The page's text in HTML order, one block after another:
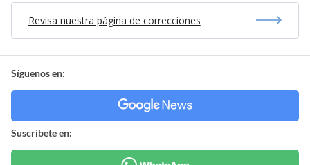
Revisa nuestra página de correcciones
Síguenos en:
Suscríbete en: